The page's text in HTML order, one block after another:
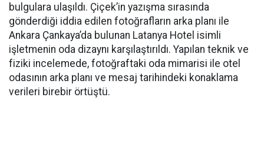
bulgulara ulaşıldı. Çiçek’in yazışma sırasında
gönderdiği iddia edilen fotoğrafların arka planı ile
Ankara Çankaya’da bulunan Latanya Hotel isimli
işletmenin oda dizaynı karşılaştırıldı. Yapılan teknik ve
fiziki incelemede, fotoğraftaki oda mimarisi ile otel
odasının arka planı ve mesaj tarihindeki konaklama
verileri birebir örtüştü.